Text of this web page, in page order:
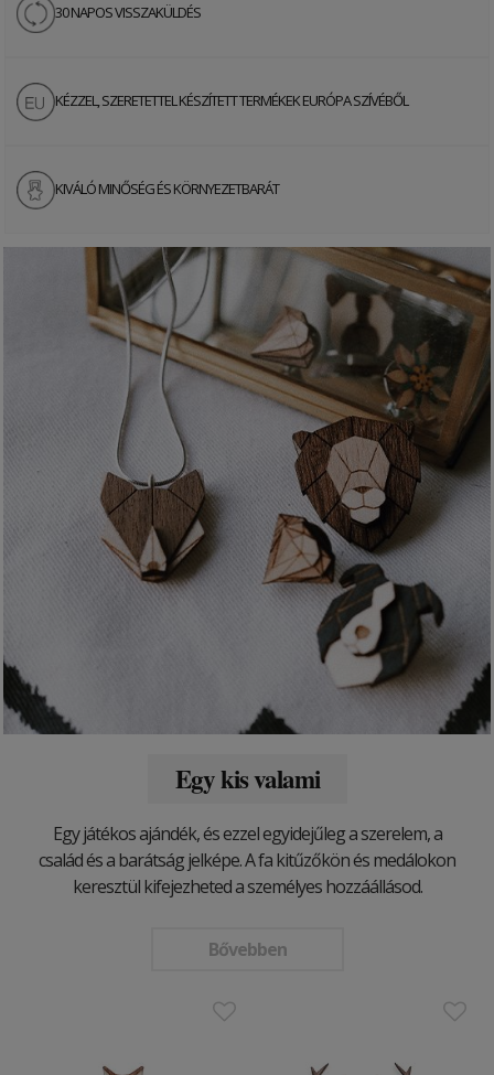
30 NAPOS VISSZAKÜLDÉS
KÉZZEL, SZERETETTEL KÉSZÍTETT TERMÉKEK EURÓPA SZÍVÉBŐL
KIVÁLÓ MINŐSÉG ÉS KÖRNYEZETBARÁT
Egy kis valami
Egy játékos ajándék, és ezzel egyidejűleg a szerelem, a
család és a barátság jelképe. A fa kitűzőkön és medálokon
keresztül kifejezheted a személyes hozzáállásod.
Bővebben